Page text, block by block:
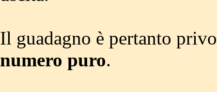
Il guadagno è pertanto
numero puro.